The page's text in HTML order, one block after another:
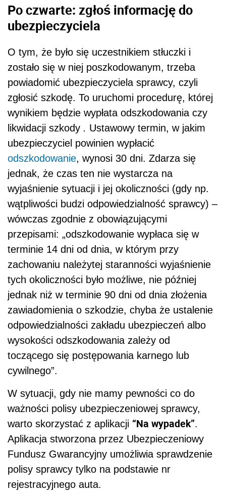
Po czwarte: zgłoś informację do
ubezpieczyciela
O tym, że było się uczestnikiem stłuczki i
zostało się w niej poszkodowanym, trzeba
powiadomić ubezpieczyciela sprawcy, czyli
zgłosić szkodę. To uruchomi procedurę, której
wynikiem będzie wypłata odszkodowania czy
likwidacji szkody . Ustawowy termin, w jakim
ubezpieczyciel powinien wypłacić
odszkodowanie, wynosi 30 dni. Zdarza się
jednak, że czas ten nie wystarcza na
wyjaśnienie sytuacji i jej okoliczności (gdy np.
wątpliwości budzi odpowiedzialność sprawcy) –
wówczas zgodnie z obowiązującymi
przepisami: „odszkodowanie wypłaca się w
terminie 14 dni od dnia, w którym przy
zachowaniu należytej staranności wyjaśnienie
tych okoliczności było możliwe, nie później
jednak niż w terminie 90 dni od dnia złożenia
zawiadomienia o szkodzie, chyba że ustalenie
odpowiedzialności zakładu ubezpieczeń albo
wysokości odszkodowania zależy od
toczącego się postępowania karnego lub
cywilnego”.
W sytuacji, gdy nie mamy pewności co do
ważności polisy ubezpieczeniowej sprawcy,
warto skorzystać z aplikacji “Na wypadek”.
Aplikacja stworzona przez Ubezpieczeniowy
Fundusz Gwarancyjny umożliwia sprawdzenie
polisy sprawcy tylko na podstawie nr
rejestracyjnego auta.